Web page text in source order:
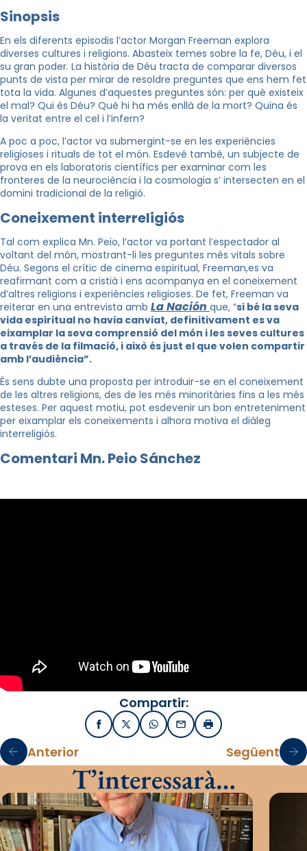
Sinopsis
En els diferents episodis l’actor Morgan Freeman explora
diverses cultures i religions. Abasteix temes sobre la fe, Déu, i el
su gran poder. La història de Déu tracta de comparar diversos
punts de vista per mirar de resoldre preguntes que ens hem fet
tota la vida. Algunes d’aquestes preguntes són: per què existeix
el mal? Qui és Déu? Què hi ha més enllà de la mort? Quina és
la veritat entre el cel i l’infern?
A poc a poc, l’actor va submergint-se en les experiències
religioses i rituals de tot el món. Esdevé també, un subjecte de
prova en els laboratoris científics per examinar com les
fronteres de la neurociència i la cosmologia s’ intersecten en el
domini tradicional de la religió.
Coneixement interreligiós
Tal com explica Mn. Peio, l’actor va portant l’espectador al
voltant del món, mostrant-li les preguntes més vitals sobre
Déu. Segons el crític de cinema espiritual, Freeman,es va
reafirmant com a cristià i ens acompanya en el coneixement
d’altres religions i experiències religioses. De fet, Freeman va
reiterar en una entrevista amb La Nación que, “si bé la seva
vida espiritual no havia canviat, definitivament es va
eixamplar la seva comprensió del món i les seves cultures
a través de la filmació, i això és just el que volen compartir
amb l’audiència”.
És sens dubte una proposta per introduir-se en el coneixement
de les altres religions, des de les més minoritàries fins a les més
esteses. Per aquest motiu, pot esdevenir un bon entreteniment
per eixamplar els coneixements i alhora motiva el diàleg
interreligiós.
Comentari Mn. Peio Sánchez
Compartir:
FacebookX / TwitterWhatsApp
EmailImprimir
Anterior Següent
T’interessarà…